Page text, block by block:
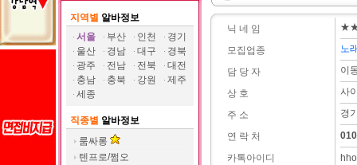
지역별 알바정보
서울
부산 인천
경기
울산
경남 대구
경북
광주
전남 전북
대전
충남
충북 강원
제주
세종
직종별 알바정보
룸싸롱
텐프로/쩜오
닉 네 임
모집업종
담 당 자
상 호
주 소
연 락 처
카톡아이디
★★
노
이
사
경